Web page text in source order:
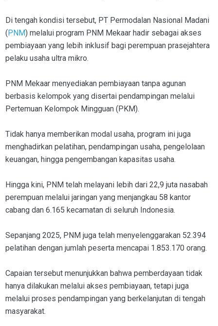
Di tengah kondisi tersebut, PT Permodalan Nasional Madani
(PNM) melalui program PNM Mekaar hadir sebagai akses
pembiayaan yang lebih inklusif bagi perempuan prasejahtera
pelaku usaha ultra mikro.
PNM Mekaar menyediakan pembiayaan tanpa agunan
berbasis kelompok yang disertai pendampingan melalui
Pertemuan Kelompok Mingguan (PKM).
Tidak hanya memberikan modal usaha, program ini juga
menghadirkan pelatihan, pendampingan usaha, pengelolaan
keuangan, hingga pengembangan kapasitas usaha.
Hingga kini, PNM telah melayani lebih dari 22,9 juta nasabah
perempuan melalui jaringan yang menjangkau 58 kantor
cabang dan 6.165 kecamatan di seluruh Indonesia.
Sepanjang 2025, PNM juga telah menyelenggarakan 52.394
pelatihan dengan jumlah peserta mencapai 1.853.170 orang.
Capaian tersebut menunjukkan bahwa pemberdayaan tidak
hanya dilakukan melalui akses pembiayaan, tetapi juga
melalui proses pendampingan yang berkelanjutan di tengah
masyarakat.